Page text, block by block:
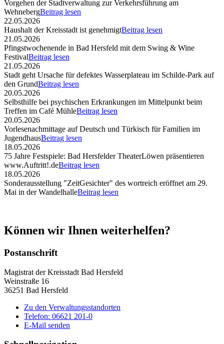
Vorgehen der Stadtverwaltung zur Verkehrsführung am
WehnebergBeitrag lesen
22.05.2026
Haushalt der Kreisstadt ist genehmigtBeitrag lesen
21.05.2026
Pfingstwochenende in Bad Hersfeld mit dem Swing & Wine
FestivalBeitrag lesen
21.05.2026
Stadt geht Ursache für defektes Wasserplateau im Schilde-Park auf
den GrundBeitrag lesen
20.05.2026
Selbsthilfe bei psychischen Erkrankungen im Mittelpunkt beim
Treffen im Café MühleBeitrag lesen
20.05.2026
Vorlesenachmittage auf Deutsch und Türkisch für Familien im
JugendhausBeitrag lesen
18.05.2026
75 Jahre Festspiele: Bad Hersfelder TheaterLöwen präsentieren
www.Auftritt!.deBeitrag lesen
18.05.2026
Sonderausstellung "ZeitGesichter" des wortreich eröffnet am 29.
Mai in der WandelhalleBeitrag lesen
Können wir Ihnen weiterhelfen?
Postanschrift
Magistrat der Kreisstadt Bad Hersfeld
Weinstraße 16
36251 Bad Hersfeld
Zu den Verwaltungsstandorten
Telefon: 06621 201-0
E-Mail senden